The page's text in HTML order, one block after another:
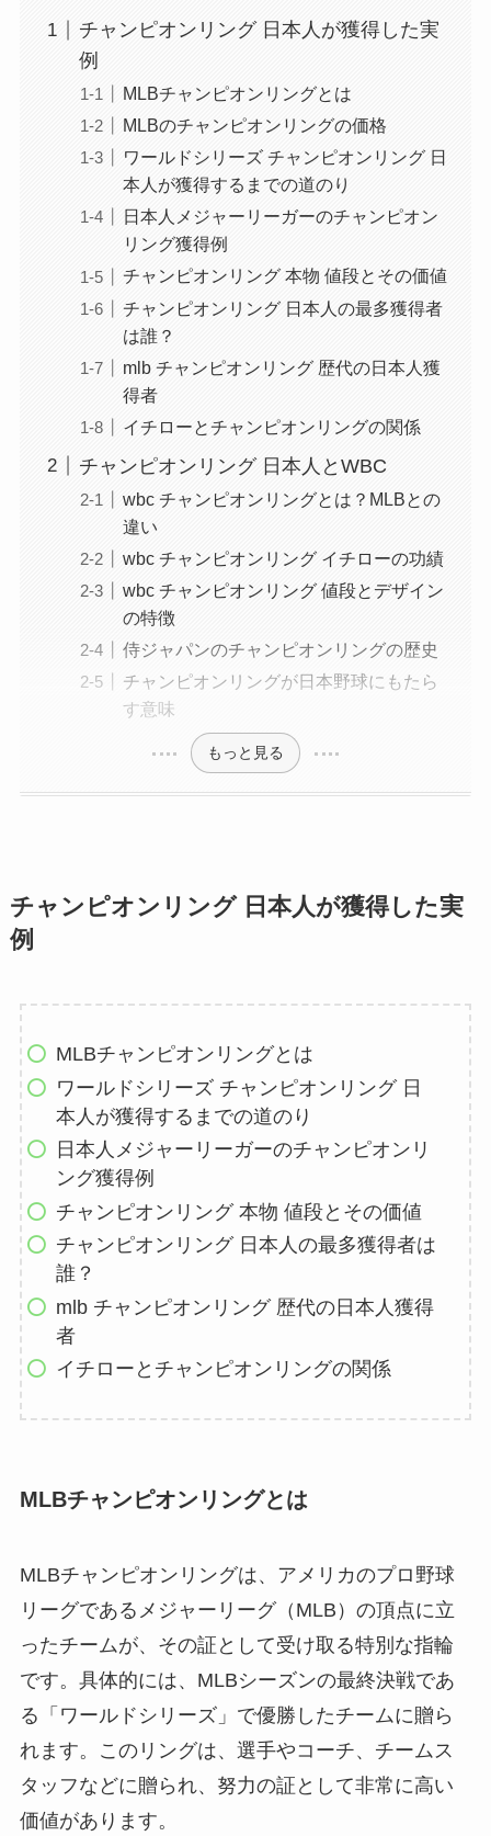
チャンピオンリング 日本人が獲得した実
例
MLBチャンピオンリングとは
MLBのチャンピオンリングの価格
ワールドシリーズ チャンピオンリング 日
本人が獲得するまでの道のり
日本人メジャーリーガーのチャンピオン
リング獲得例
チャンピオンリング 本物 値段とその価値
チャンピオンリング 日本人の最多獲得者
は誰？
mlb チャンピオンリング 歴代の日本人獲
得者
イチローとチャンピオンリングの関係
チャンピオンリング 日本人とWBC
wbc チャンピオンリングとは？MLBとの
違い
wbc チャンピオンリング イチローの功績
wbc チャンピオンリング 値段とデザイン
の特徴
侍ジャパンのチャンピオンリングの歴史
チャンピオンリングが日本野球にもたら
す意味
もっと見る
チャンピオンリング 日本人が獲得した実
例
MLBチャンピオンリングとは
ワールドシリーズ チャンピオンリング 日
本人が獲得するまでの道のり
日本人メジャーリーガーのチャンピオンリ
ング獲得例
チャンピオンリング 本物 値段とその価値
チャンピオンリング 日本人の最多獲得者は
誰？
mlb チャンピオンリング 歴代の日本人獲得
者
イチローとチャンピオンリングの関係
MLBチャンピオンリングとは
MLBチャンピオンリングは、アメリカのプロ野球
リーグであるメジャーリーグ（MLB）の頂点に立
ったチームが、その証として受け取る特別な指輪
です。具体的には、MLBシーズンの最終決戦であ
る「ワールドシリーズ」で優勝したチームに贈ら
れます。このリングは、選手やコーチ、チームス
タッフなどに贈られ、努力の証として非常に高い
価値があります。